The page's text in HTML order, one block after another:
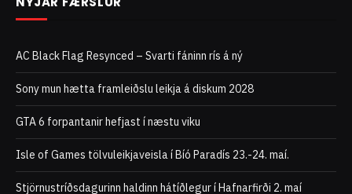
AC Black Flag Resynced – Svarti fáninn rís á ný
Sony mun hætta framleiðslu leikja á diskum 2028
GTA 6 forpantanir hefjast í næstu viku
Isle of Games tölvuleikjaveisla í Bíó Paradís 23.-24. maí.
Stjörnustríðsdagurinn haldinn hátíðlegur í Hafnarfirði 2. maí